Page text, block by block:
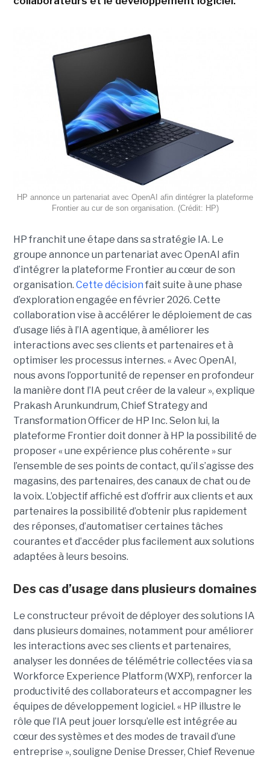
HP annonce un partenariat avec OpenAI afin dintégrer la plateforme
Frontier au cur de son organisation. (Crédit: HP)
HP franchit une étape dans sa stratégie IA. Le
groupe annonce un partenariat avec OpenAI afin
d’intégrer la plateforme Frontier au cœur de son
organisation. Cette décision fait suite à une phase
d’exploration engagée en février 2026. Cette
collaboration vise à accélérer le déploiement de cas
d’usage liés à l’IA agentique, à améliorer les
interactions avec ses clients et partenaires et à
optimiser les processus internes. « Avec OpenAI,
nous avons l’opportunité de repenser en profondeur
la manière dont l’IA peut créer de la valeur », explique
Prakash Arunkundrum, Chief Strategy and
Transformation Officer de HP Inc. Selon lui, la
plateforme Frontier doit donner à HP la possibilité de
proposer « une expérience plus cohérente » sur
l’ensemble de ses points de contact, qu’il s’agisse des
magasins, des partenaires, des canaux de chat ou de
la voix. L’objectif affiché est d’offrir aux clients et aux
partenaires la possibilité d’obtenir plus rapidement
des réponses, d’automatiser certaines tâches
courantes et d’accéder plus facilement aux solutions
adaptées à leurs besoins.
Des cas d’usage dans plusieurs domaines
Le constructeur prévoit de déployer des solutions IA
dans plusieurs domaines, notamment pour améliorer
les interactions avec ses clients et partenaires,
analyser les données de télémétrie collectées via sa
Workforce Experience Platform (WXP), renforcer la
productivité des collaborateurs et accompagner les
équipes de développement logiciel. « HP illustre le
rôle que l’IA peut jouer lorsqu’elle est intégrée au
cœur des systèmes et des modes de travail d’une
entreprise », souligne Denise Dresser, Chief Revenue